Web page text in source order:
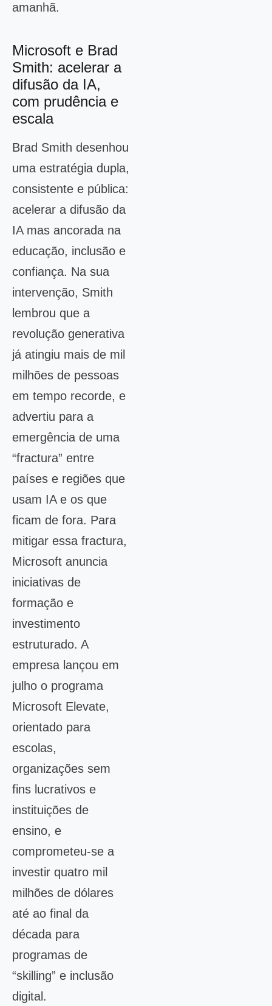
amanhã.
Microsoft e Brad
Smith: acelerar a
difusão da IA,
com prudência e
escala
Brad Smith desenhou
uma estratégia dupla,
consistente e pública:
acelerar a difusão da
IA mas ancorada na
educação, inclusão e
confiança. Na sua
intervenção, Smith
lembrou que a
revolução generativa
já atingiu mais de mil
milhões de pessoas
em tempo recorde, e
advertiu para a
emergência de uma
“fractura” entre
países e regiões que
usam IA e os que
ficam de fora. Para
mitigar essa fractura,
Microsoft anuncia
iniciativas de
formação e
investimento
estruturado. A
empresa lançou em
julho o programa
Microsoft Elevate,
orientado para
escolas,
organizações sem
fins lucrativos e
instituições de
ensino, e
comprometeu-se a
investir quatro mil
milhões de dólares
até ao final da
década para
programas de
“skilling” e inclusão
digital.